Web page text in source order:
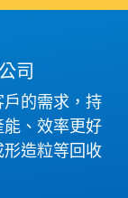
司
的需求，持
、效率更好
造粒等回收